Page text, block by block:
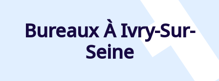
Bureaux À Ivry-Sur-
Seine